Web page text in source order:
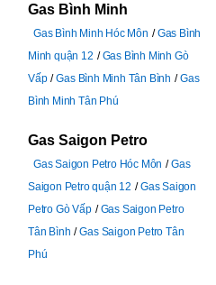
Gas Bình Minh
Gas Bình Minh Hóc Môn
Gas Bình
Minh quận 12
Gas Bình Minh Gò
Vấp
Gas Bình Minh Tân Bình
Gas
Bình Minh Tân Phú
Gas Saigon Petro
Gas Saigon Petro Hóc Môn
Gas
Saigon Petro quận 12
Gas Saigon
Petro Gò Vấp
Gas Saigon Petro
Tân Bình
Gas Saigon Petro Tân
Phú